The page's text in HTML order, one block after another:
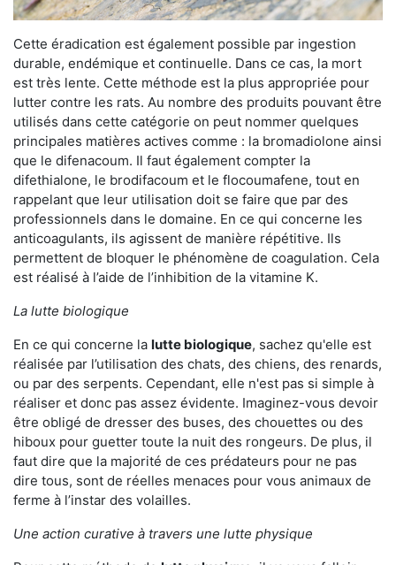
Cette éradication est également possible par ingestion
durable, endémique et continuelle. Dans ce cas, la mort
est très lente. Cette méthode est la plus appropriée pour
lutter contre les rats. Au nombre des produits pouvant être
utilisés dans cette catégorie on peut nommer quelques
principales matières actives comme : la bromadiolone ainsi
que le difenacoum. Il faut également compter la
difethialone, le brodifacoum et le flocoumafene, tout en
rappelant que leur utilisation doit se faire que par des
professionnels dans le domaine. En ce qui concerne les
anticoagulants, ils agissent de manière répétitive. Ils
permettent de bloquer le phénomène de coagulation. Cela
est réalisé à l’aide de l’inhibition de la vitamine K.
La lutte biologique
En ce qui concerne la lutte biologique, sachez qu'elle est
réalisée par l’utilisation des chats, des chiens, des renards,
ou par des serpents. Cependant, elle n'est pas si simple à
réaliser et donc pas assez évidente. Imaginez-vous devoir
être obligé de dresser des buses, des chouettes ou des
hiboux pour guetter toute la nuit des rongeurs. De plus, il
faut dire que la majorité de ces prédateurs pour ne pas
dire tous, sont de réelles menaces pour vous animaux de
ferme à l’instar des volailles.
Une action curative à travers une lutte physique